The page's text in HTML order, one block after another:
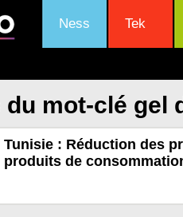
Ness Tek
mot-clé gel
Tunisie : Réduction des
produits de